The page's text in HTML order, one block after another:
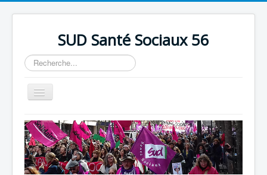
SUD Santé Sociaux 56
Rechercher
Basculer
la
Accueil
Présentation
Nos bureaux